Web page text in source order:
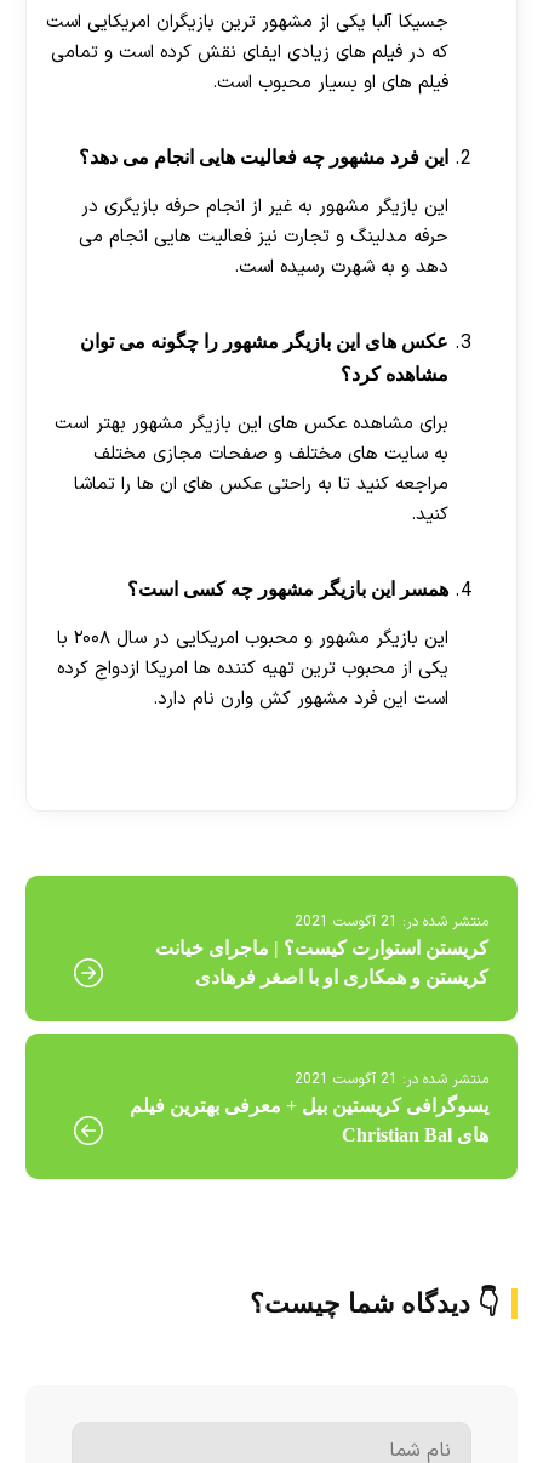
جسیکا آلبا یکی از مشهور ترین بازیگران امریکایی است
که در فیلم های زیادی ایفای نقش کرده است و تمامی
فیلم های او بسیار محبوب است.
این فرد مشهور چه فعالیت هایی انجام می دهد؟
این بازیگر مشهور به غیر از انجام حرفه بازیگری در
حرفه مدلینگ و تجارت نیز فعالیت هایی انجام می
دهد و به شهرت رسیده است.
عکس های این بازیگر مشهور را چگونه می توان
مشاهده کرد؟
برای مشاهده عکس های این بازیگر مشهور بهتر است
به سایت های مختلف و صفحات مجازی مختلف
مراجعه کنید تا به راحتی عکس های ان ها را تماشا
کنید.
همسر این بازیگر مشهور چه کسی است؟
این بازیگر مشهور و محبوب امریکایی در سال ۲۰۰۸ با
یکی از محبوب ترین تهیه کننده ها امریکا ازدواج کرده
است این فرد مشهور کش وارن نام دارد.
منتشر شده در: 21 آگوست 2021
کریستن استوارت کیست؟ | ماجرای خیانت
کریستن و همکاری او با اصغر فرهادی
منتشر شده در: 21 آگوست 2021
یسوگرافی کریستین بیل + معرفی بهترین فیلم
های Christian Bal
👇 دیدگاه شما چیست؟